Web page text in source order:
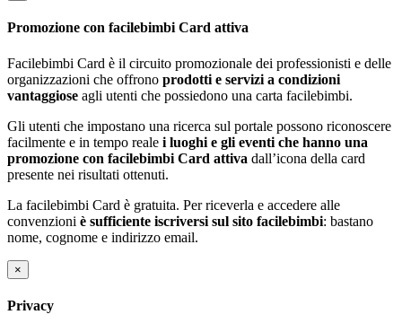
Promozione con facilebimbi Card attiva
Facilebimbi Card è il circuito promozionale dei professionisti e delle
organizzazioni che offrono prodotti e servizi a condizioni
vantaggiose agli utenti che possiedono una carta facilebimbi.
Gli utenti che impostano una ricerca sul portale possono riconoscere
facilmente e in tempo reale i luoghi e gli eventi che hanno una
promozione con facilebimbi Card attiva dall’icona della card
presente nei risultati ottenuti.
La facilebimbi Card è gratuita. Per riceverla e accedere alle
convenzioni è sufficiente iscriversi sul sito facilebimbi: bastano
nome, cognome e indirizzo email.
×
Privacy